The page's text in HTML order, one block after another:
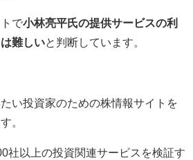
で小林亮平氏の提供サービスの利
難しいと判断しています。
い投資家のための株情報サイトを
。
社以上の投資関連サービスを検証す